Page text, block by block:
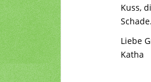
Kuss,
Schade.
Liebe
Katha